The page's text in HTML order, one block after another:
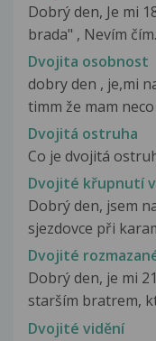
Dobrý den, Je mi
brada" , Nevím
Dvojita osobnost
dobry den , je,mi
timm že mam
Dvojitá ostruha
Co je dvojitá
Dvojité křupnutí
Dobrý den, jsem
sjezdovce při
Dvojité
Dobrý den, je mi
starším bratrem,
Dvojité vidění